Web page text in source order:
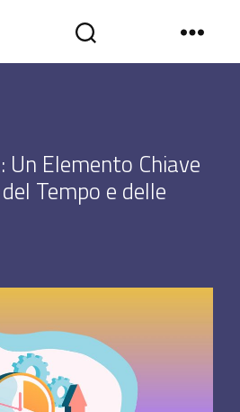
presenze
Elemento Chiave
Tempo e delle